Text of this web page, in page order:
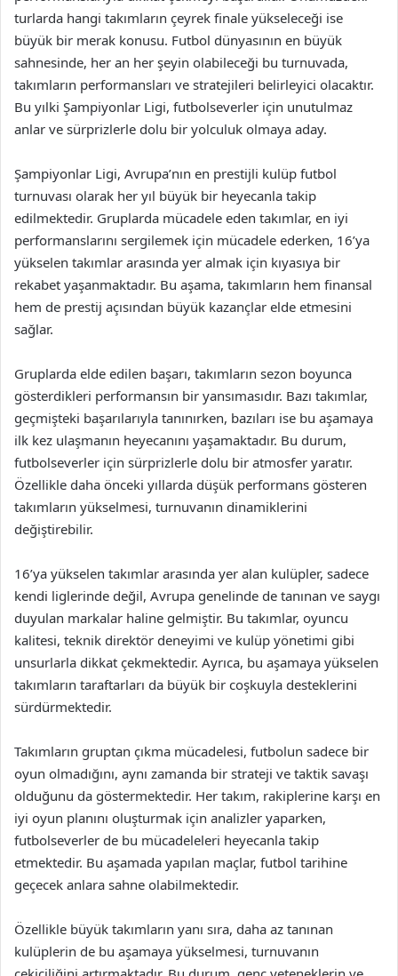
turlarda hangi takımların çeyrek finale yükseleceği ise
büyük bir merak konusu. Futbol dünyasının en büyük
sahnesinde, her an her şeyin olabileceği bu turnuvada,
takımların performansları ve stratejileri belirleyici olacaktır.
Bu yılki Şampiyonlar Ligi, futbolseverler için unutulmaz
anlar ve sürprizlerle dolu bir yolculuk olmaya aday.
Şampiyonlar Ligi, Avrupa’nın en prestijli kulüp futbol
turnuvası olarak her yıl büyük bir heyecanla takip
edilmektedir. Gruplarda mücadele eden takımlar, en iyi
performanslarını sergilemek için mücadele ederken, 16’ya
yükselen takımlar arasında yer almak için kıyasıya bir
rekabet yaşanmaktadır. Bu aşama, takımların hem finansal
hem de prestij açısından büyük kazançlar elde etmesini
sağlar.
Gruplarda elde edilen başarı, takımların sezon boyunca
gösterdikleri performansın bir yansımasıdır. Bazı takımlar,
geçmişteki başarılarıyla tanınırken, bazıları ise bu aşamaya
ilk kez ulaşmanın heyecanını yaşamaktadır. Bu durum,
futbolseverler için sürprizlerle dolu bir atmosfer yaratır.
Özellikle daha önceki yıllarda düşük performans gösteren
takımların yükselmesi, turnuvanın dinamiklerini
değiştirebilir.
16’ya yükselen takımlar arasında yer alan kulüpler, sadece
kendi liglerinde değil, Avrupa genelinde de tanınan ve saygı
duyulan markalar haline gelmiştir. Bu takımlar, oyuncu
kalitesi, teknik direktör deneyimi ve kulüp yönetimi gibi
unsurlarla dikkat çekmektedir. Ayrıca, bu aşamaya yükselen
takımların taraftarları da büyük bir coşkuyla desteklerini
sürdürmektedir.
Takımların gruptan çıkma mücadelesi, futbolun sadece bir
oyun olmadığını, aynı zamanda bir strateji ve taktik savaşı
olduğunu da göstermektedir. Her takım, rakiplerine karşı en
iyi oyun planını oluşturmak için analizler yaparken,
futbolseverler de bu mücadeleleri heyecanla takip
etmektedir. Bu aşamada yapılan maçlar, futbol tarihine
geçecek anlara sahne olabilmektedir.
Özellikle büyük takımların yanı sıra, daha az tanınan
kulüplerin de bu aşamaya yükselmesi, turnuvanın